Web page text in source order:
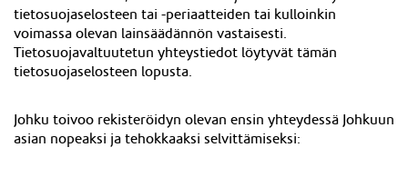
tietosuojaselosteen tai -periaatteiden tai kulloinkin
voimassa olevan lainsäädännön vastaisesti.
Tietosuojavaltuutetun yhteystiedot löytyvät tämän
tietosuojaselosteen lopusta.
Johku toivoo rekisteröidyn olevan ensin yhteydessä Johkuun
asian nopeaksi ja tehokkaaksi selvittämiseksi: